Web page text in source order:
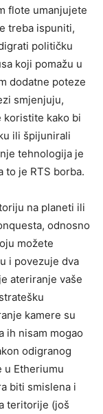
flote umanjujete
treba ispuniti,
političku
koji pomažu u
dodatne poteze
smjenjuju,
koristite kako bi
ili špijunirali
tehnologija je
to je RTS borba.
na planeti ili
odnosno
možete
i povezuje dva
ateriranje vaše
kamere su
ih nisam mogao
odigranog
u Etheriumu
biti smislena i
teritorije (još